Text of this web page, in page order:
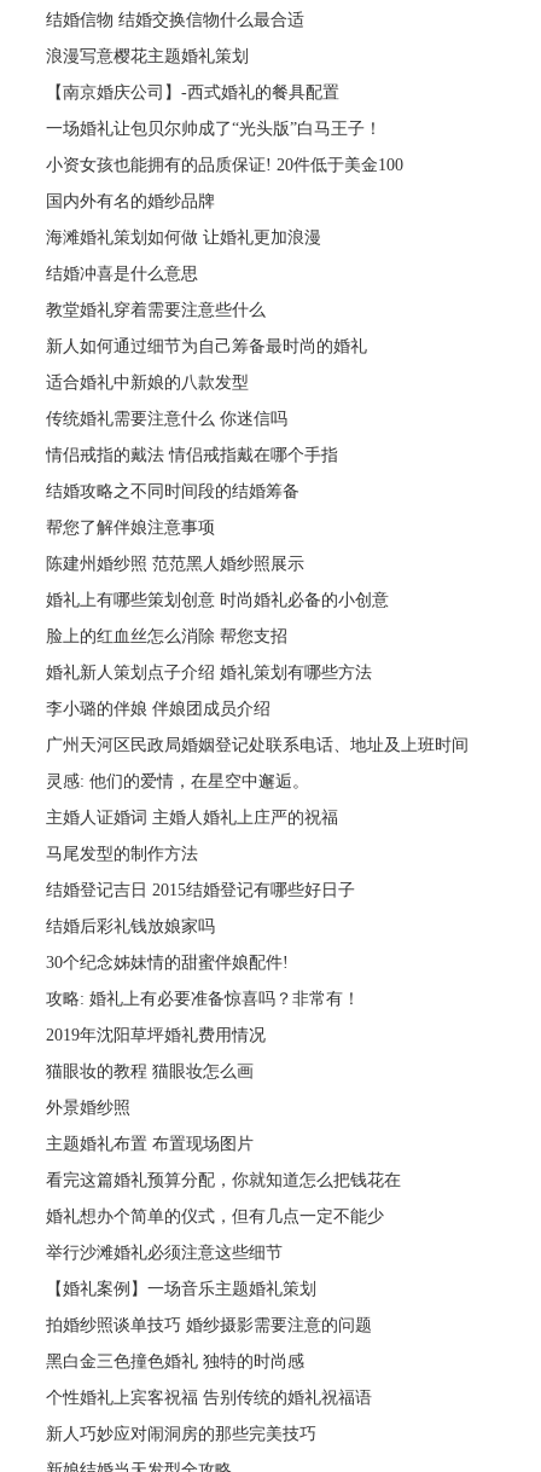
结婚信物 结婚交换信物什么最合适
浪漫写意樱花主题婚礼策划
【南京婚庆公司】-西式婚礼的餐具配置
一场婚礼让包贝尔帅成了“光头版”白马王子！
小资女孩也能拥有的品质保证! 20件低于美金100
国内外有名的婚纱品牌
海滩婚礼策划如何做 让婚礼更加浪漫
结婚冲喜是什么意思
教堂婚礼穿着需要注意些什么
新人如何通过细节为自己筹备最时尚的婚礼
适合婚礼中新娘的八款发型
传统婚礼需要注意什么 你迷信吗
情侣戒指的戴法 情侣戒指戴在哪个手指
结婚攻略之不同时间段的结婚筹备
帮您了解伴娘注意事项
陈建州婚纱照 范范黑人婚纱照展示
婚礼上有哪些策划创意 时尚婚礼必备的小创意
脸上的红血丝怎么消除 帮您支招
婚礼新人策划点子介绍 婚礼策划有哪些方法
李小璐的伴娘 伴娘团成员介绍
广州天河区民政局婚姻登记处联系电话、地址及上班时间
灵感: 他们的爱情，在星空中邂逅。
主婚人证婚词 主婚人婚礼上庄严的祝福
马尾发型的制作方法
结婚登记吉日 2015结婚登记有哪些好日子
结婚后彩礼钱放娘家吗
30个纪念姊妹情的甜蜜伴娘配件!
攻略: 婚礼上有必要准备惊喜吗？非常有！
2019年沈阳草坪婚礼费用情况
猫眼妆的教程 猫眼妆怎么画
外景婚纱照
主题婚礼布置 布置现场图片
看完这篇婚礼预算分配，你就知道怎么把钱花在
婚礼想办个简单的仪式，但有几点一定不能少
举行沙滩婚礼必须注意这些细节
【婚礼案例】一场音乐主题婚礼策划
拍婚纱照谈单技巧 婚纱摄影需要注意的问题
黑白金三色撞色婚礼 独特的时尚感
个性婚礼上宾客祝福 告别传统的婚礼祝福语
新人巧妙应对闹洞房的那些完美技巧